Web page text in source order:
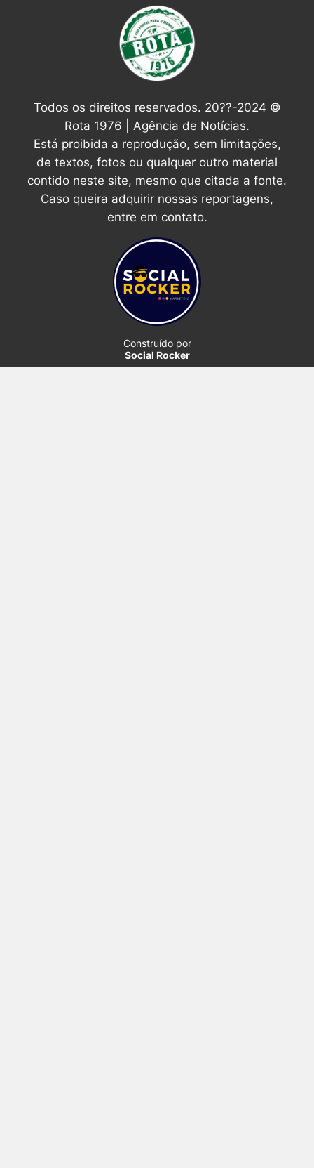
Todos os direitos reservados. 20??-2024 ©
Rota 1976 | Agência de Notícias.
Está proibida a reprodução, sem limitações,
de textos, fotos ou qualquer outro material
contido neste site, mesmo que citada a fonte.
Caso queira adquirir nossas reportagens,
entre em contato.
Construído por
Social Rocker